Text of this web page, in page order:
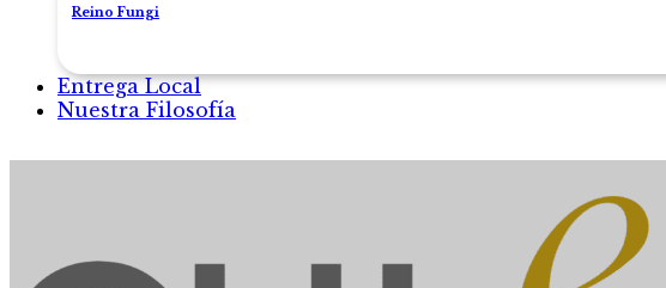
Reino Fungi
Entrega Local
Nuestra Filosofía